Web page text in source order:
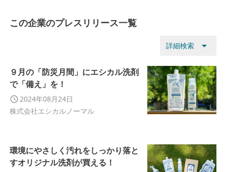
この企業のプレスリリース一覧
詳細検索 arrow_drop_down
９月の「防災月間」にエシカル洗剤
で「備え」を！
2024年08月24日
株式会社エシカルノーマル
環境にやさしく汚れをしっかり落と
すオリジナル洗剤が買える！